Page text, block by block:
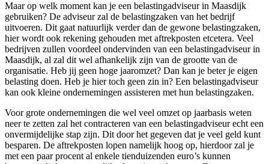
Maar op welk moment kan je een belastingadviseur in Maasdijk
gebruiken? De adviseur zal de belastingzaken van het bedrijf
uitvoeren. Dit gaat natuurlijk verder dan de gewone belastingzaken,
hier wordt ook rekening gehouden met aftrekposten etcetera. Veel
bedrijven zullen voordeel ondervinden van een belastingadviseur in
Maasdijk, al zal dit wel afhankelijk zijn van de grootte van de
organisatie. Heb jij geen hoge jaaromzet? Dan kan je beter je eigen
belasting doen. Heb je hier toch geen zin in? Een belastingadviseur
kan ook kleine ondernemingen assisteren met hun belastingzaken.
Voor grote ondernemingen die wel veel omzet op jaarbasis weten
neer te zetten zal het contracteren van een belastingadviseur echt een
onvermijdelijke stap zijn. Dit door het gegeven dat je veel geld kunt
besparen. De aftrekposten lopen namelijk hoog op, hierdoor zal je
met een paar procent al enkele tienduizenden euro’s kunnen